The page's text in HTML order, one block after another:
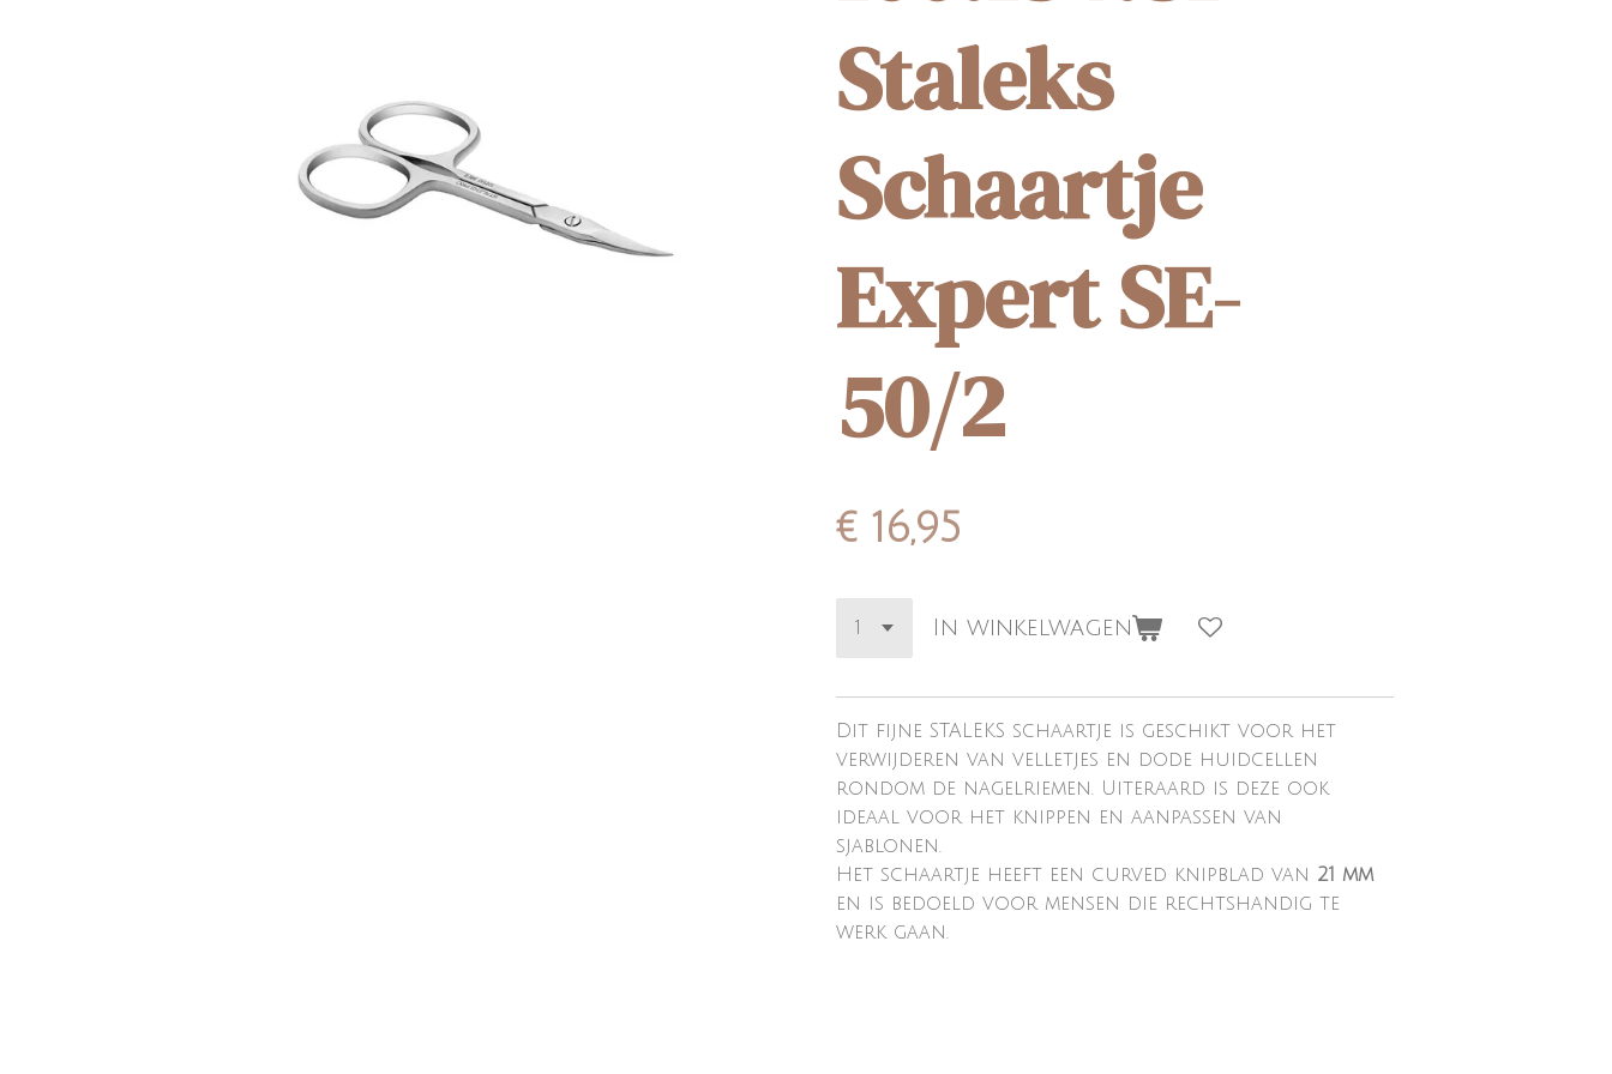
Staleks
Schaartje
Expert SE-
50/2
€ 16,95
In winkelwagen
Dit fijne STALEKS schaartje is geschikt voor het
verwijderen van velletjes en dode huidcellen
rondom de nagelriemen. Uiteraard is deze ook
ideaal voor het knippen en aanpassen van
sjablonen.
Het schaartje heeft een curved knipblad van 21 mm
en is bedoeld voor mensen die rechtshandig te
werk gaan.